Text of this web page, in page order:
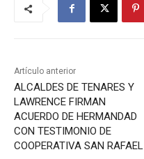
Artículo anterior
ALCALDES DE TENARES Y
LAWRENCE FIRMAN
ACUERDO DE HERMANDAD
CON TESTIMONIO DE
COOPERATIVA SAN RAFAEL